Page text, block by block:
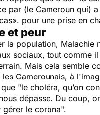
par (le Cameroun qui)
pour une prise en
et peur
la population, Malachie
sociaux, tout comme
Mais cela semble
Camerounais, à
"le choléra, qu’on
dépasse. Du coup,
gérer le corona".